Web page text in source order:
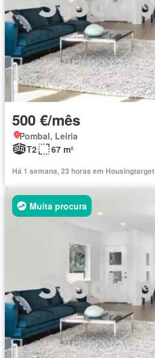
500 €/mês
Pombal, Leiria
T2
67 m²
Há 1 semana, 23 horas em Housingtarget
Muita procura